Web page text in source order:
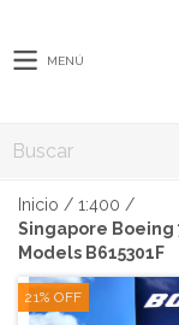
MENÚ
Inicio / 1:400 /
Singapore Boeing
Models B615301F
21% OFF